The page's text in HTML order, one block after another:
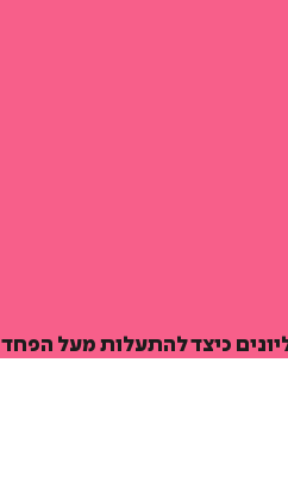
כיצד להתעלות מעל